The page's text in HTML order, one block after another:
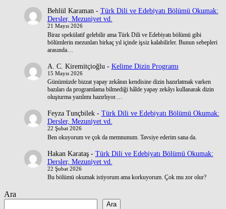
Behlül Karaman- Türk Dili ve Edebiyatı Bölümü Okumak:
Dersler, Mezuniyet vd.
21 Mayıs 2026
Biraz spekülatif gelebilir ama Türk Dili ve Edebiyatı bölümü gibi
bölümlerin mezunları birkaç yıl içinde işsiz kalabilirler. Bunun sebepleri
arasında…
A. C. Kiremitçioğlu - Kelime Dizin Programı
15 Mayıs 2026
Günümüzde bizzat yapay zekânın kendisine dizin hazırlatmak varken
bazıları da programlama bilmediği hâlde yapay zekâyı kullanarak dizin
oluşturma yazılımı hazırlıyor.…
Feyza Tunçbilek- Türk Dili ve Edebiyatı Bölümü Okumak:
Dersler, Mezuniyet vd.
22 Şubat 2026
Ben okuyorum ve çok da memnunum. Tavsiye ederim sana da.
Hakan Karataş- Türk Dili ve Edebiyatı Bölümü Okumak:
Dersler, Mezuniyet vd.
22 Şubat 2026
Bu bölümü okumak istiyorum ama korkuyorum. Çok mu zor olur?
Ara
Ara